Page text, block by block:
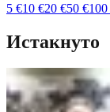
5 €10 €20 €50 €100
Истакнуто